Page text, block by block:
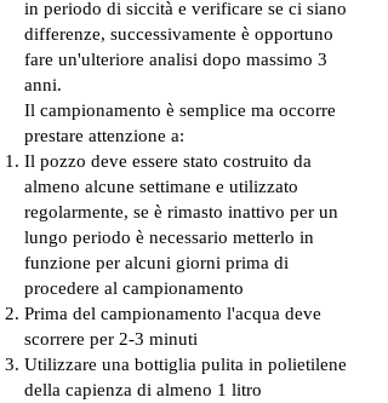
in periodo di siccità e verificare se ci siano
differenze, successivamente è opportuno
fare un'ulteriore analisi dopo massimo 3
anni.
Il campionamento è semplice ma occorre
prestare attenzione a:
Il pozzo deve essere stato costruito da
almeno alcune settimane e utilizzato
regolarmente, se è rimasto inattivo per un
lungo periodo è necessario metterlo in
funzione per alcuni giorni prima di
procedere al campionamento
Prima del campionamento l'acqua deve
scorrere per 2-3 minuti
Utilizzare una bottiglia pulita in polietilene
della capienza di almeno 1 litro